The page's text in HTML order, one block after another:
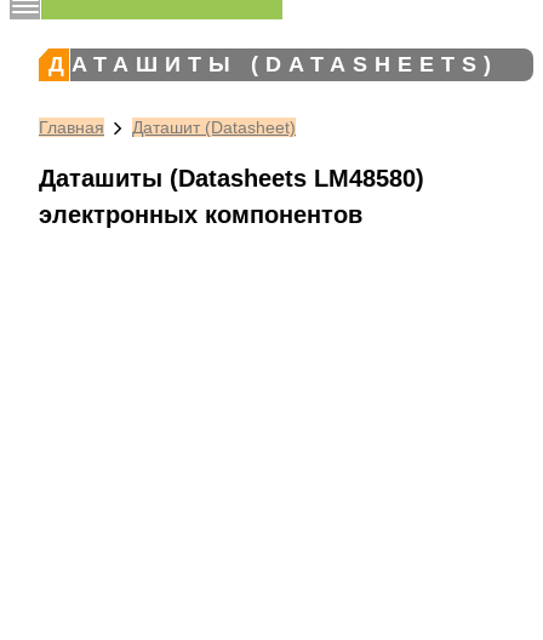
ДАТАШИТЫ (DATASHEETS)
Главная Даташит (Datasheet)
Даташиты (Datasheets LM48580)
электронных компонентов